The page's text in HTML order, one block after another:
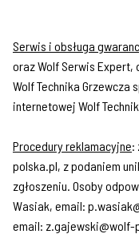
Serwis i obsługa
oraz Wolf Serwis Expert,
Wolf Technika Grzewcza
internetowej Wolf
Procedury reklamacyjne:
polska.pl, z podaniem
zgłoszeniu. Osoby
Wasiak, email:
email: z.gajewski@wolf-